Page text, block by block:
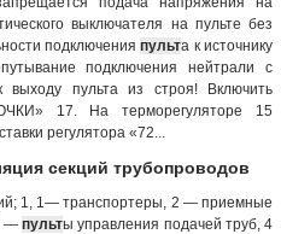
выключателя на пульте без
подключенияпульта к источнику
подключения нейтрали с
пульта из строя! Включить
17. На терморегуляторе 15
регулятора «72...
секций трубопроводов
1, 1— транспортеры, 2 — приемные
—пульты управления подачей труб, 4